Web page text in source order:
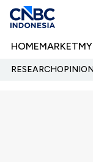
HOMEMARKET
RESEARCHOPINION